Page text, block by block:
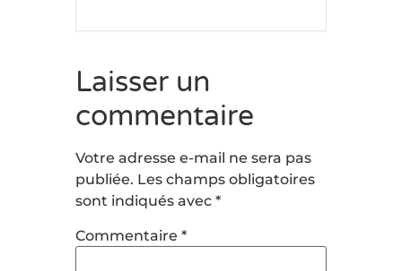
Laisser un
commentaire
Votre adresse e-mail ne sera pas
publiée. Les champs obligatoires
sont indiqués avec *
Commentaire *